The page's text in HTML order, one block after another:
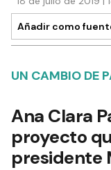
Añadir como
UN CAMBIO DE
Ana Clara
proyecto
presidente